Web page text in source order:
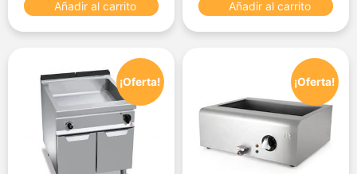
Añadir al carrito Añadir al carrito
¡Oferta! ¡Oferta!